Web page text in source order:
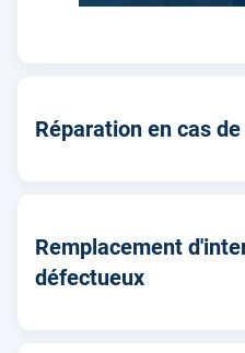
Réparation en cas
Remplacement
défectueux